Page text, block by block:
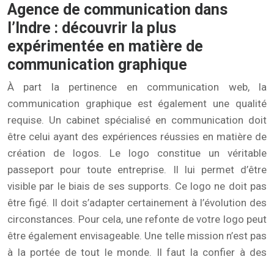
Agence de communication dans
l’Indre : découvrir la plus
expérimentée en matière de
communication graphique
À part la pertinence en communication web, la
communication graphique est également une qualité
requise. Un cabinet spécialisé en communication doit
être celui ayant des expériences réussies en matière de
création de logos. Le logo constitue un véritable
passeport pour toute entreprise. Il lui permet d’être
visible par le biais de ses supports. Ce logo ne doit pas
être figé. Il doit s’adapter certainement à l’évolution des
circonstances. Pour cela, une refonte de votre logo peut
être également envisageable. Une telle mission n’est pas
à la portée de tout le monde. Il faut la confier à des